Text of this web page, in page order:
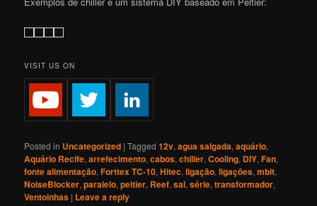
VISIT US ON
Posted in Uncategorized |Tagged 12v,agua salgada,aquário,
Aquário Recife,arrefecimento,cabos,chiller,Cooling, DIY,Fan,
fonte alimentação,Forttex TC-10,Hitec,ligação,ligações,mbit,
NoiseBlocker,paralelo,peltier, Reef,sal,série,transformador,
Ventoinhas | Leave a reply